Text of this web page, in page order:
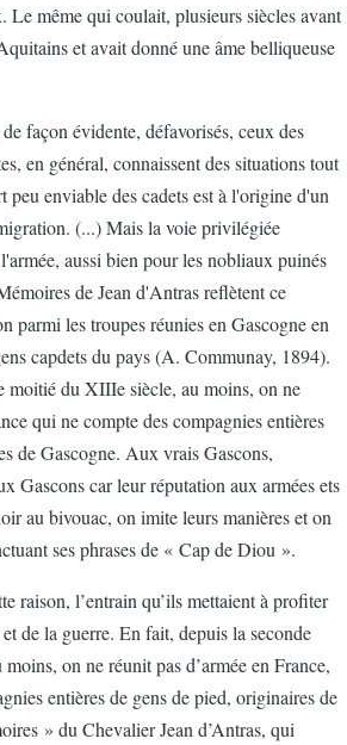
Le même qui coulait, plusieurs siècles avant
et avait donné une âme belliqueuse
façon évidente, défavorisés, ceux des
en général, connaissent des situations tout
peu enviable des cadets est à l'origine d'un
(...) Mais la voie privilégiée
aussi bien pour les nobliaux puinés
de Jean d'Antras reflètent ce
parmi les troupes réunies en Gascogne en
capdets du pays (A. Communay, 1894).
moitié du XIIIe siècle, au moins, on ne
qui ne compte des compagnies entières
de Gascogne. Aux vrais Gascons,
Gascons car leur réputation aux armées ets
au bivouac, on imite leurs manières et on
ses phrases de « Cap de Diou ».
raison, l’entrain qu’ils mettaient à profiter
de la guerre. En fait, depuis la seconde
on ne réunit pas d’armée en France,
entières de gens de pied, originaires de
» du Chevalier Jean d’Antras, qui